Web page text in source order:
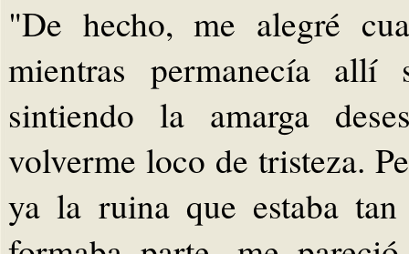
"De hecho, me alegré
mientras permanecía allí
sintiendo la amarga
volverme loco de tristeza.
ya la ruina que estaba